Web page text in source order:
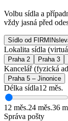
Volbu sídla a
vždy jasná před
Sídlo od FIRMIN
Lokalita sídla
Praha 2 Praha 3
Kancelář (fyzická
Praha 5 – Jinonice
Délka sídla12 měs.
12 měs.24 měs.36
Správa pošty